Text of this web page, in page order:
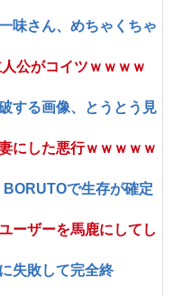
味さん、めちゃくちゃ
公がコイツｗｗｗｗ
する画像、とうとう見
にした悪行ｗｗｗｗｗ
BORUTOで生存が確定
ーザーを馬鹿にしてし
失敗して完全終